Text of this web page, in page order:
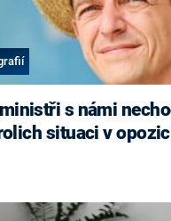
s námi
situaci v